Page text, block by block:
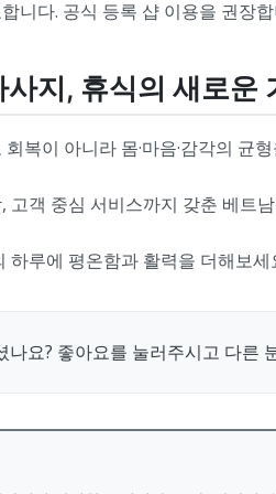
니다. 공식 등록 샵 이용을 권장
지, 휴식의 새로운
복이 아니라 몸·마음·감각의 균
고객 중심 서비스까지 갖춘 베트
하루에 평온함과 활력을 더해보
나요? 좋아요를 눌러주시고 다른